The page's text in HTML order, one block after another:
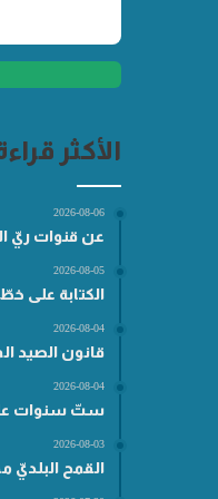
الأكثر
2026-08-06
عن قنوات ريّ
2026-08-05
الكتابة على
2026-08-04
قانون الصيد
2026-08-04
ستّ سنوات على
2026-08-03
القمح البلديّ